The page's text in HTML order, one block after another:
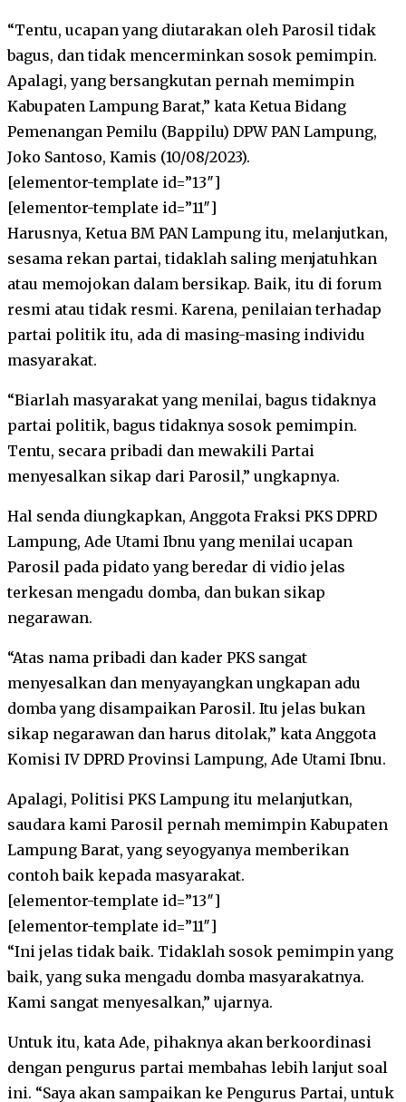
“Tentu, ucapan yang diutarakan oleh Parosil tidak
bagus, dan tidak mencerminkan sosok pemimpin.
Apalagi, yang bersangkutan pernah memimpin
Kabupaten Lampung Barat,” kata Ketua Bidang
Pemenangan Pemilu (Bappilu) DPW PAN Lampung,
Joko Santoso, Kamis (10/08/2023).
[elementor-template id=”13″]
[elementor-template id=”11″]
Harusnya, Ketua BM PAN Lampung itu, melanjutkan,
sesama rekan partai, tidaklah saling menjatuhkan
atau memojokan dalam bersikap. Baik, itu di forum
resmi atau tidak resmi. Karena, penilaian terhadap
partai politik itu, ada di masing-masing individu
masyarakat.
“Biarlah masyarakat yang menilai, bagus tidaknya
partai politik, bagus tidaknya sosok pemimpin.
Tentu, secara pribadi dan mewakili Partai
menyesalkan sikap dari Parosil,” ungkapnya.
Hal senda diungkapkan, Anggota Fraksi PKS DPRD
Lampung, Ade Utami Ibnu yang menilai ucapan
Parosil pada pidato yang beredar di vidio jelas
terkesan mengadu domba, dan bukan sikap
negarawan.
“Atas nama pribadi dan kader PKS sangat
menyesalkan dan menyayangkan ungkapan adu
domba yang disampaikan Parosil. Itu jelas bukan
sikap negarawan dan harus ditolak,” kata Anggota
Komisi IV DPRD Provinsi Lampung, Ade Utami Ibnu.
Apalagi, Politisi PKS Lampung itu melanjutkan,
saudara kami Parosil pernah memimpin Kabupaten
Lampung Barat, yang seyogyanya memberikan
contoh baik kepada masyarakat.
[elementor-template id=”13″]
[elementor-template id=”11″]
“Ini jelas tidak baik. Tidaklah sosok pemimpin yang
baik, yang suka mengadu domba masyarakatnya.
Kami sangat menyesalkan,” ujarnya.
Untuk itu, kata Ade, pihaknya akan berkoordinasi
dengan pengurus partai membahas lebih lanjut soal
ini. “Saya akan sampaikan ke Pengurus Partai, untuk